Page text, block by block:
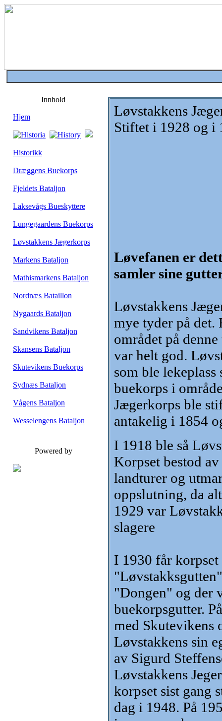
Innhold
Hjem
Historikk
Dræggens Buekorps
Fjeldets Bataljon
Laksevågs Bueskyttere
Lungegaardens Buekorps
Løvstakkens Jægerkorps
Markens Bataljon
Mathismarkens Bataljon
Nordnæs Bataillon
Nygaards Bataljon
Sandvikens Bataljon
Skansens Bataljon
Skutevikens Buekorps
Sydnæs Bataljon
Vågens Bataljon
Wesselengens Bataljon
Powered by
Løvstakkens
Stiftet i 1928 og i
Løvefanen er
samler sine
Løvstakkens
mye tyder på det.
området på
var helt god.
som ble
buekorps i
Jægerkorps ble
antakelig i 1854
I 1918 ble så
Korpset bestod
landturer og
oppslutning, da
1929 var
slagere
I 1930 får
"Dongen" og der
buekorpsgutter.
med Skutevikens
Løvstakkens sin
av Sigurd
Løvstakkens
korpset sist gang
dag i 1948. På